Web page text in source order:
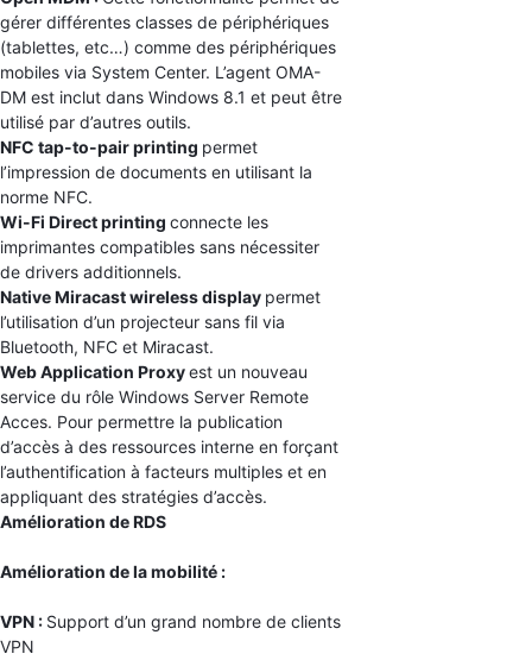
gérer différentes classes de périphériques
(tablettes, etc…) comme des périphériques
mobiles via System Center. L’agent OMA-
DM est inclut dans Windows 8.1 et peut être
utilisé par d’autres outils.
NFC tap-to-pair printing permet
l’impression de documents en utilisant la
norme NFC.
Wi-Fi Direct printing connecte les
imprimantes compatibles sans nécessiter
de drivers additionnels.
Native Miracast wireless display permet
l’utilisation d’un projecteur sans fil via
Bluetooth, NFC et Miracast.
Web Application Proxyest un nouveau
service du rôle Windows Server Remote
Acces. Pour permettre la publication
d’accès à des ressources interne en forçant
l’authentification à facteurs multiples et en
appliquant des stratégies d’accès.
Amélioration de RDS
Amélioration de la mobilité :
VPN : Support d’un grand nombre de clients
VPN